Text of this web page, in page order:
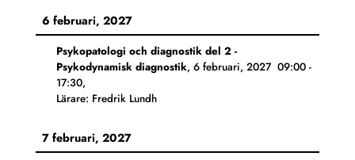
6 februari, 2027
Psykopatologi och diagnostik del 2 -
Psykodynamisk diagnostik, 6 februari, 2027 09:00-
17:30,
Lärare: Fredrik Lundh
7 februari, 2027